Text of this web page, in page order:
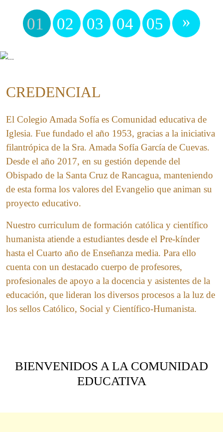
01 02 03 04 05 »
CREDENCIAL
El Colegio Amada Sofía es Comunidad educativa de
Iglesia. Fue fundado el año 1953, gracias a la iniciativa
filantrópica de la Sra. Amada Sofía García de Cuevas.
Desde el año 2017, en su gestión depende del
Obispado de la Santa Cruz de Rancagua, manteniendo
de esta forma los valores del Evangelio que animan su
proyecto educativo.
Nuestro curriculum de formación católica y científico
humanista atiende a estudiantes desde el Pre-kínder
hasta el Cuarto año de Enseñanza media. Para ello
cuenta con un destacado cuerpo de profesores,
profesionales de apoyo a la docencia y asistentes de la
educación, que lideran los diversos procesos a la luz de
los sellos Católico, Social y Científico-Humanista.
BIENVENIDOS A LA COMUNIDAD
EDUCATIVA